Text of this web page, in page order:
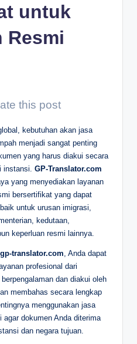
untuk
Resmi
this post
kebutuhan akan jasa
menjadi sangat penting
yang harus diakui secara
instansi. GP-Translator.com
yang menyediakan layanan
bersertifikat yang dapat
untuk urusan imigrasi,
kedutaan,
keperluan resmi lainnya.
gp-translator.com , Anda dapat
profesional dari
dan diakui oleh
membahas secara lengkap
menggunakan jasa
agar dokumen Anda diterima
dan negara tujuan.